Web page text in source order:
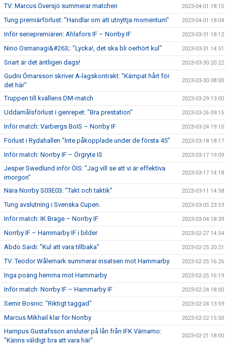
TV: Marcus Översjö summerar matchen 2023-04-01 18:15
Tung premiärförlust: "Handlar om att utnyttja momentum" 2023-04-01 18:04
Inför seriepremiären: Ahlafors IF – Norrby IF 2023-03-31 18:12
Nino Osmanagi&#263;: "Lycka!, det ska bli oerhört kul" 2023-03-31 14:51
Snart är det äntligen dags! 2023-03-30 20:22
Gudni Ómarsson skriver A-lagskontrakt: "Kämpat hårt för
det här"
2023-03-30 08:00
Truppen till kvällens DM-match 2023-03-29 13:00
Uddamålsförlust i genrepet: "Bra prestation" 2023-03-26 09:15
Inför match: Varbergs BoIS – Norrby IF 2023-03-24 19:10
Förlust i Rydahallen "Inte påkopplade under de första 45" 2023-03-18 18:17
Inför match: Norrby IF – Örgryte IS 2023-03-17 19:09
Jesper Swedlund inför ÖIS: ”Jag vill se att vi är effektiva
imorgon"
2023-03-17 14:18
Nära Norrby S03E03: "Takt och taktik" 2023-03-11 14:58
Tung avslutning i Svenska Cupen. 2023-03-05 23:53
Inför match: IK Brage – Norrby IF 2023-03-04 18:39
Norrby IF – Hammarby IF i bilder 2023-02-27 14:54
Abdo Saidi: "Kul att vara tillbaka" 2023-02-25 20:21
TV: Teodor Wålemark summerar insatsen mot Hammarby 2023-02-25 16:26
Inga poäng hemma mot Hammarby 2023-02-25 16:19
Inför match: Norrby IF – Hammarby IF 2023-02-24 18:00
Semir Bosnic: "Riktigt taggad" 2023-02-24 13:59
Marcus Mikhail klar för Norrby 2023-02-22 15:50
Hampus Gustafsson ansluter på lån från IFK Värnamo:
"Känns väldigt bra att vara här"
2023-02-21 18:00